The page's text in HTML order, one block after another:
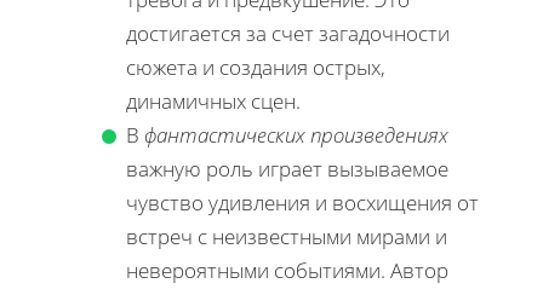
достигается за счет загадочности
сюжета и создания острых,
динамичных сцен.
В фантастических произведениях
важную роль играет вызываемое
чувство удивления и восхищения от
встреч с неизвестными мирами и
невероятными событиями. Автор